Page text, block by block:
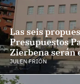
Las seis
Presupuestos
Zierbena serán
JULEN FRIÓN